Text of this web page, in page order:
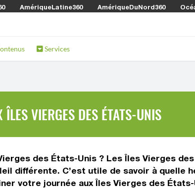
AmériqueLatine360 AmériqueDuNord360
Services
VIERGES DES ÉTATS-UNIS
des États-Unis ? Les Îles Vierges
différente. C’est utile de savoir à quelle
votre journée aux Îles Vierges des